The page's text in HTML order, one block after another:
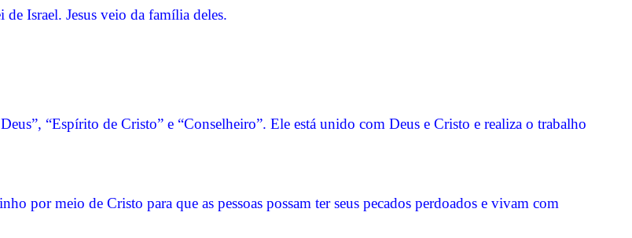
Israel. Jesus veio da família deles.
“Espírito de Cristo” e “Conselheiro”. Ele está unido com Deus e Cristo e realiza o trabalho
por meio de Cristo para que as pessoas possam ter seus pecados perdoados e vivam com